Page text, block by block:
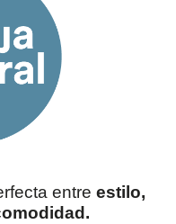
entre estilo,